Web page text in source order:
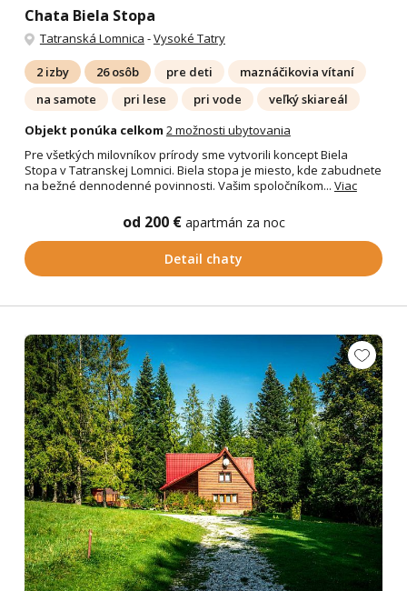
Chata Biela Stopa
Tatranská Lomnica -Vysoké Tatry
2 izby 26 osôb pre deti
maznáčikovia vítaní
na samote
pri lese pri vode
veľký skiareál
Objekt ponúka celkom 2 možnosti ubytovania
Pre všetkých milovníkov prírody sme vytvorili koncept Biela
Stopa v Tatranskej Lomnici. Biela stopa je miesto, kde zabudnete
na bežné dennodenné povinnosti. Vašim spoločníkom... Viac
od 200 € apartmán za noc
Detail chaty